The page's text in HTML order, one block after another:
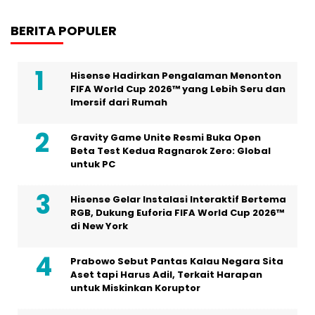
BERITA POPULER
Hisense Hadirkan Pengalaman Menonton
FIFA World Cup 2026™ yang Lebih Seru dan
Imersif dari Rumah
Gravity Game Unite Resmi Buka Open
Beta Test Kedua Ragnarok Zero: Global
untuk PC
Hisense Gelar Instalasi Interaktif Bertema
RGB, Dukung Euforia FIFA World Cup 2026™
di New York
Prabowo Sebut Pantas Kalau Negara Sita
Aset tapi Harus Adil, Terkait Harapan
untuk Miskinkan Koruptor